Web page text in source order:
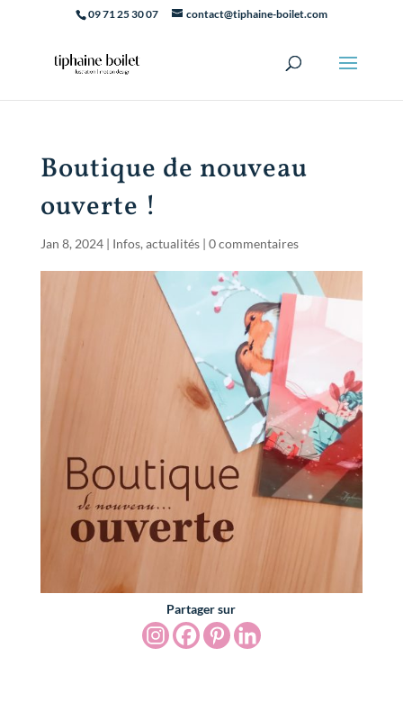
09 71 25 30 07 contact@tiphaine-boilet.com
Boutique de nouveau
ouverte !
Jan 8, 2024| Infos, actualités| 0 commentaires
Partager sur